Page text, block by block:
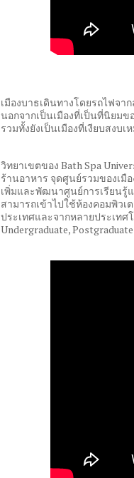
เมืองบาธเดินทางโดยรถไฟจ
นอกจากเป็นเมืองที่เป็นที่นิยม
รวมทั้งยังเป็นเมืองที่เงียบสงบเ
วิทยาเขตของ Bath Spa
ร้านอาหาร จุดศูนย์รวมของเมื
เพิ่มและพัฒนาศูนย์การเรียนรู้
สามารถเข้าไปใช้ห้องคอมพิว
ประเทศและจากหลายประเท
Undergraduate,